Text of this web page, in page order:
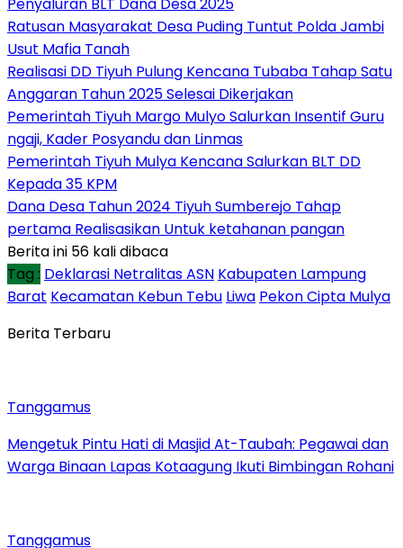
Ratusan Masyarakat Desa Puding Tuntut Polda Jambi
Usut Mafia Tanah
Realisasi DD Tiyuh Pulung Kencana Tubaba Tahap Satu
Anggaran Tahun 2025 Selesai Dikerjakan
Pemerintah Tiyuh Margo Mulyo Salurkan Insentif Guru
ngaji, Kader Posyandu dan Linmas
Pemerintah Tiyuh Mulya Kencana Salurkan BLT DD
Kepada 35 KPM
Dana Desa Tahun 2024 Tiyuh Sumberejo Tahap
pertama Realisasikan Untuk ketahanan pangan
Berita ini 56 kali dibaca
Tag : Deklarasi Netralitas ASN Kabupaten Lampung
Barat Kecamatan Kebun Tebu Liwa Pekon Cipta Mulya
Berita Terbaru
Tanggamus
Mengetuk Pintu Hati di Masjid At-Taubah: Pegawai dan
Warga Binaan Lapas Kotaagung Ikuti Bimbingan Rohani
Tanggamus